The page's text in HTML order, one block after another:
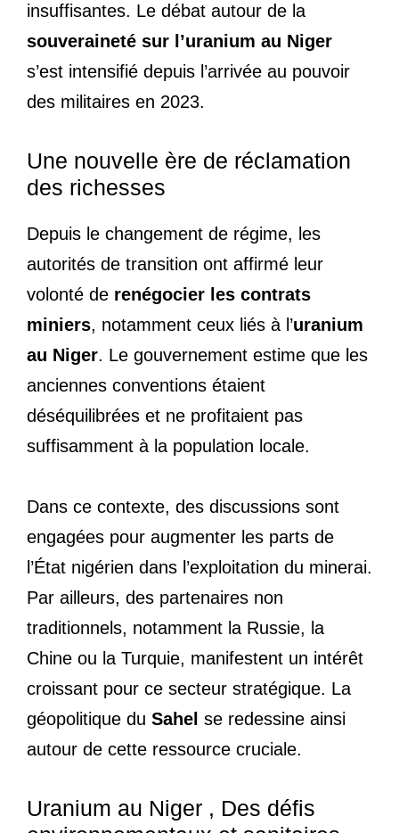
insuffisantes. Le débat autour de la
souveraineté sur l’uranium au Niger
s’est intensifié depuis l’arrivée au pouvoir
des militaires en 2023.
Une nouvelle ère de réclamation
des richesses
Depuis le changement de régime, les
autorités de transition ont affirmé leur
volonté de renégocier les contrats
miniers, notamment ceux liés à l’uranium
au Niger. Le gouvernement estime que les
anciennes conventions étaient
déséquilibrées et ne profitaient pas
suffisamment à la population locale.
Dans ce contexte, des discussions sont
engagées pour augmenter les parts de
l’État nigérien dans l’exploitation du minerai.
Par ailleurs, des partenaires non
traditionnels, notamment la Russie, la
Chine ou la Turquie, manifestent un intérêt
croissant pour ce secteur stratégique. La
géopolitique du Sahel se redessine ainsi
autour de cette ressource cruciale.
Uranium au Niger , Des défis